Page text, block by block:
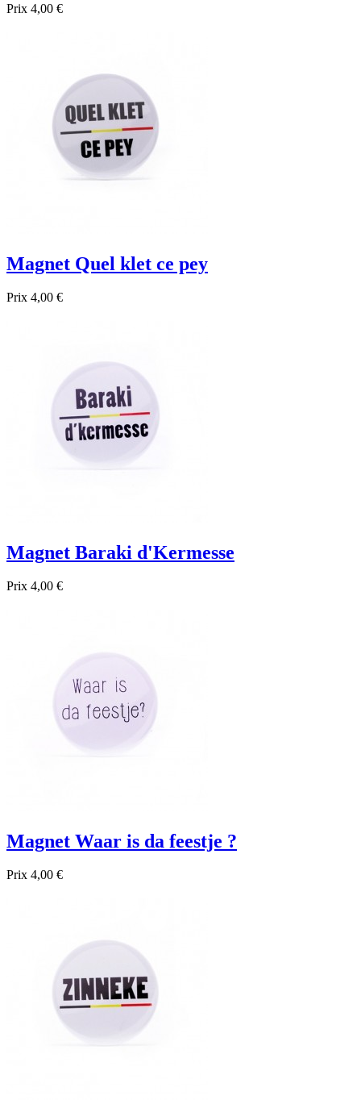
Prix 4,00 €
Magnet Quel klet ce pey
Prix 4,00 €
Magnet Baraki d'Kermesse
Prix 4,00 €
Magnet Waar is da feestje ?
Prix 4,00 €